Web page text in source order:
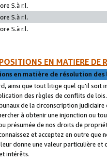
S.à r.l.
S.à r.l.
S.à r.l.
EN MATIERE DE
en matière de résolution
ainsi que tout litige quel qu’il soit
des règles de conflits de
de la circonscription
à obtenir une injonction ou
présumée de nos droits de
et acceptez en outre que
donne une valeur particulière
intérêts.